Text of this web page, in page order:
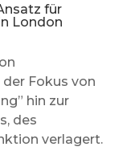
für
London
Fokus von
hin zur
des
verlagert.